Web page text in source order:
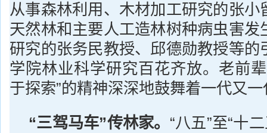
从事森林利用、木材加工研究的张小
天然林和主要人工造林树种病虫害发
研究的张务民教授、邱德勋教授等的
学院林业科学研究百花齐放。老前
于探索”的精神深深地鼓舞着一代又
“三驾马车”传林家。 “八五”至“十